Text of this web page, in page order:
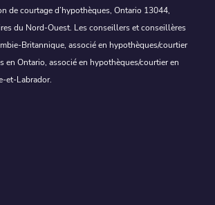
de courtage d’hypothèques, Ontario 13044,
du Nord-Ouest. Les conseillers et conseillères
Britannique, associé en hypothèques/courtier
Ontario, associé en hypothèques/courtier en
et-Labrador.